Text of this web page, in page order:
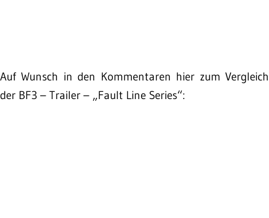
Auf Wunsch in den Kommentaren hier zum Vergleich
der BF3 – Trailer – „Fault Line Series“: